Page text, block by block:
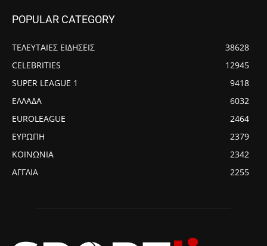
POPULAR CATEGORY
ΤΕΛΕΥΤΑΙΕΣ ΕΙΔΗΣΕΙΣ
38628
CELEBRITIES
12945
SUPER LEAGUE 1
9418
ΕΛΛΑΔΑ
6032
EUROLEAGUE
2464
ΕΥΡΩΠΗ
2379
ΚΟΙΝΩΝΙΑ
2342
ΑΓΓΛΙΑ
2255